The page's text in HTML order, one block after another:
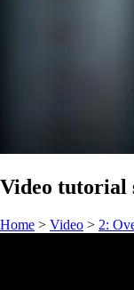
Video tutorial
Home > Video > 2: